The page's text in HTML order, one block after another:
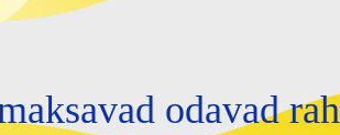
odavad